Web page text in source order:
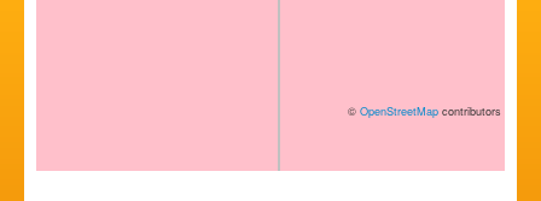
© OpenStreetMap contributors